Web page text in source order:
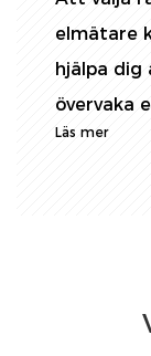
elmätare
hjälpa dig
övervaka
Läs mer